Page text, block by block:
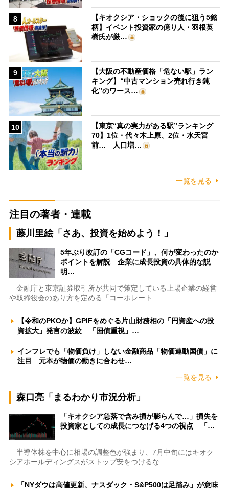
8
【キオクシア・ショックの後に狙う5銘
柄】イベント投資家の億り人・羽根英
樹氏が厳…
9
【大阪の不動産価格「危ない駅」ラン
キング】“中古マンション売れ行き鈍
化”のワース…
10
【東京“真の実力がある駅”ランキング
70】1位・代々木上原、2位・水天宮
前… 人口増…
一覧を見る
注目の著者・連載
藤川里絵「さあ、投資を始めよう！」
5年ぶり改訂の「CGコード」、何が変わったのか
ポイントを解説 企業に成長投資の具体的な説
明…
金融庁と東京証券取引所が共同で策定している上場企業の経営
や取締役会のあり方を定める「コーポレート…
【令和のPKOか】GPIFをめぐる片山財務相の「円資産への投
資拡大」発言の波紋 「国債重視」…
インフレでも「物価負け」しない金融商品「物価連動国債」に
注目 元本が物価の動きに合わせ…
一覧を見る
森口亮「まるわかり市況分析」
「キオクシア急落で含み損が膨らんで…」損失を
投資家としての成長につなげる4つの視点 「…
半導体株を中心に相場の調整色が強まり、7月中旬にはキオク
シアホールディングスがストップ安をつけるな…
「NYダウは高値更新、ナスダック・S&P500は足踏み」が意味